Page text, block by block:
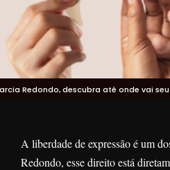
Redondo, descubra até onde vai
A liberdade de expressão é um
Redondo, esse direito está